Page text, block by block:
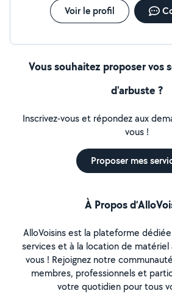
Voir le profil
Vous souhaitez proposer vos
d'arbuste ?
Inscrivez-vous et répondez aux
vous !
Proposer mes
À Propos
AlloVoisins est la plateforme
services et à la location de matériel
vous ! Rejoignez notre
membres, professionnels et
votre quotidien pour tous